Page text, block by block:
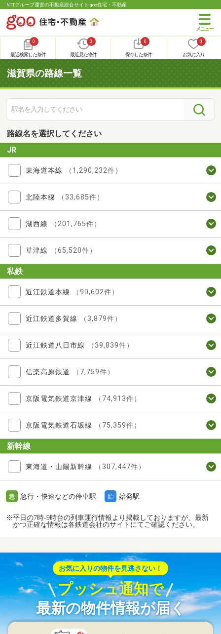
NTTグループ運営の不動産総合サイト goo住宅・不動産
0
最近検索した条件
0
最近見た物件
0
保存した条件
0
お気に入り
滋賀県の路線一覧
路線名を選択してください
JR
東海道本線 （1,290,232件）
北陸本線 （33,685件）
湖西線 （201,765件）
草津線 （65,520件）
私鉄
近江鉄道本線 （90,602件）
近江鉄道多賀線 （3,879件）
近江鉄道八日市線 （39,839件）
信楽高原鉄道 （7,759件）
京阪電気鉄道京津線 （74,913件）
京阪電気鉄道石坂線 （75,359件）
新幹線
東海道・山陽新幹線 （307,447件）
急 急行・快速などの停車駅 始 始発駅
※平日の7時-9時台の列車運行情報より掲載しておりますが、最新
かつ正確な情報は各鉄道会社のサイトにてご確認ください。
お気に入りの物件を見逃さない！
プッシュ通知で
最新の物件情報が届く